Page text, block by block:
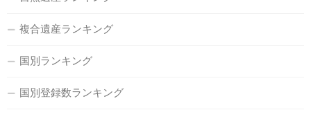
複合遺産ランキング
国別ランキング
国別登録数ランキング